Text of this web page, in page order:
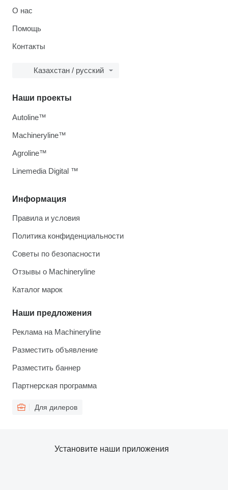
О нас
Помощь
Контакты
Казахстан / русский
Информация
Правила и условия
Политика конфиденциальности
Советы по безопасности
Отзывы о Machineryline
Каталог марок
Наши предложения
Реклама на Machineryline
Разместить объявление
Разместить баннер
Партнерская программа
Для дилеров
Наши проекты
Autoline™
Machineryline™
Agroline™
Linemedia Digital ™
Установите наши приложения